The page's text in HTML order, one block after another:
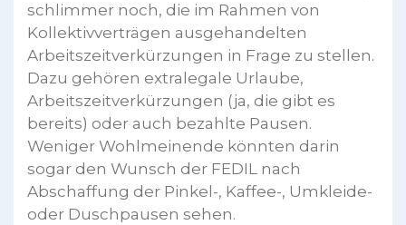
schlimmer noch, die im Rahmen von
Kollektivverträgen ausgehandelten
Arbeitszeitverkürzungen in Frage zu stellen.
Dazu gehören extralegale Urlaube,
Arbeitszeitverkürzungen (ja, die gibt es
bereits) oder auch bezahlte Pausen.
Weniger Wohlmeinende könnten darin
sogar den Wunsch der FEDIL nach
Abschaffung der Pinkel-, Kaffee-, Umkleide-
oder Duschpausen sehen.